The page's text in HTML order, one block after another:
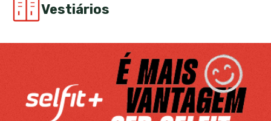
Vestiários